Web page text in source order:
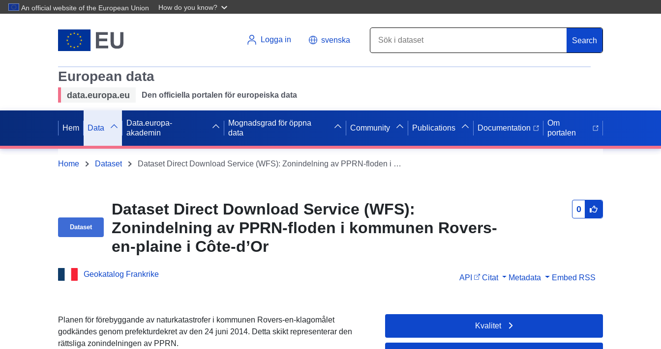
An official website of the European Union How do you know?
Logga in svenska Search
European data
data.europa.eu Den officiella portalen för europeiska data
Hem Data
Data.europa-
akademin
Mognadsgrad för öppna
data
Community Publications Documentation
Om
portalen
Home Dataset Dataset Direct Download Service (WFS): Zonindelning av PPRN-floden i kommunen Rovers-en-plaine i Côte-d’Or
Dataset
Dataset Direct Download Service (WFS):
Zonindelning av PPRN-floden i kommunen Rovers-
en-plaine i Côte-d’Or
0
Geokatalog Frankrike API Citat Metadata Embed RSS
Planen för förebyggande av naturkatastrofer i kommunen Rovers-en-klagomålet
godkändes genom prefekturdekret av den 24 juni 2014. Detta skikt representerar den
rättsliga zonindelningen av PPRN.
Kvalitet